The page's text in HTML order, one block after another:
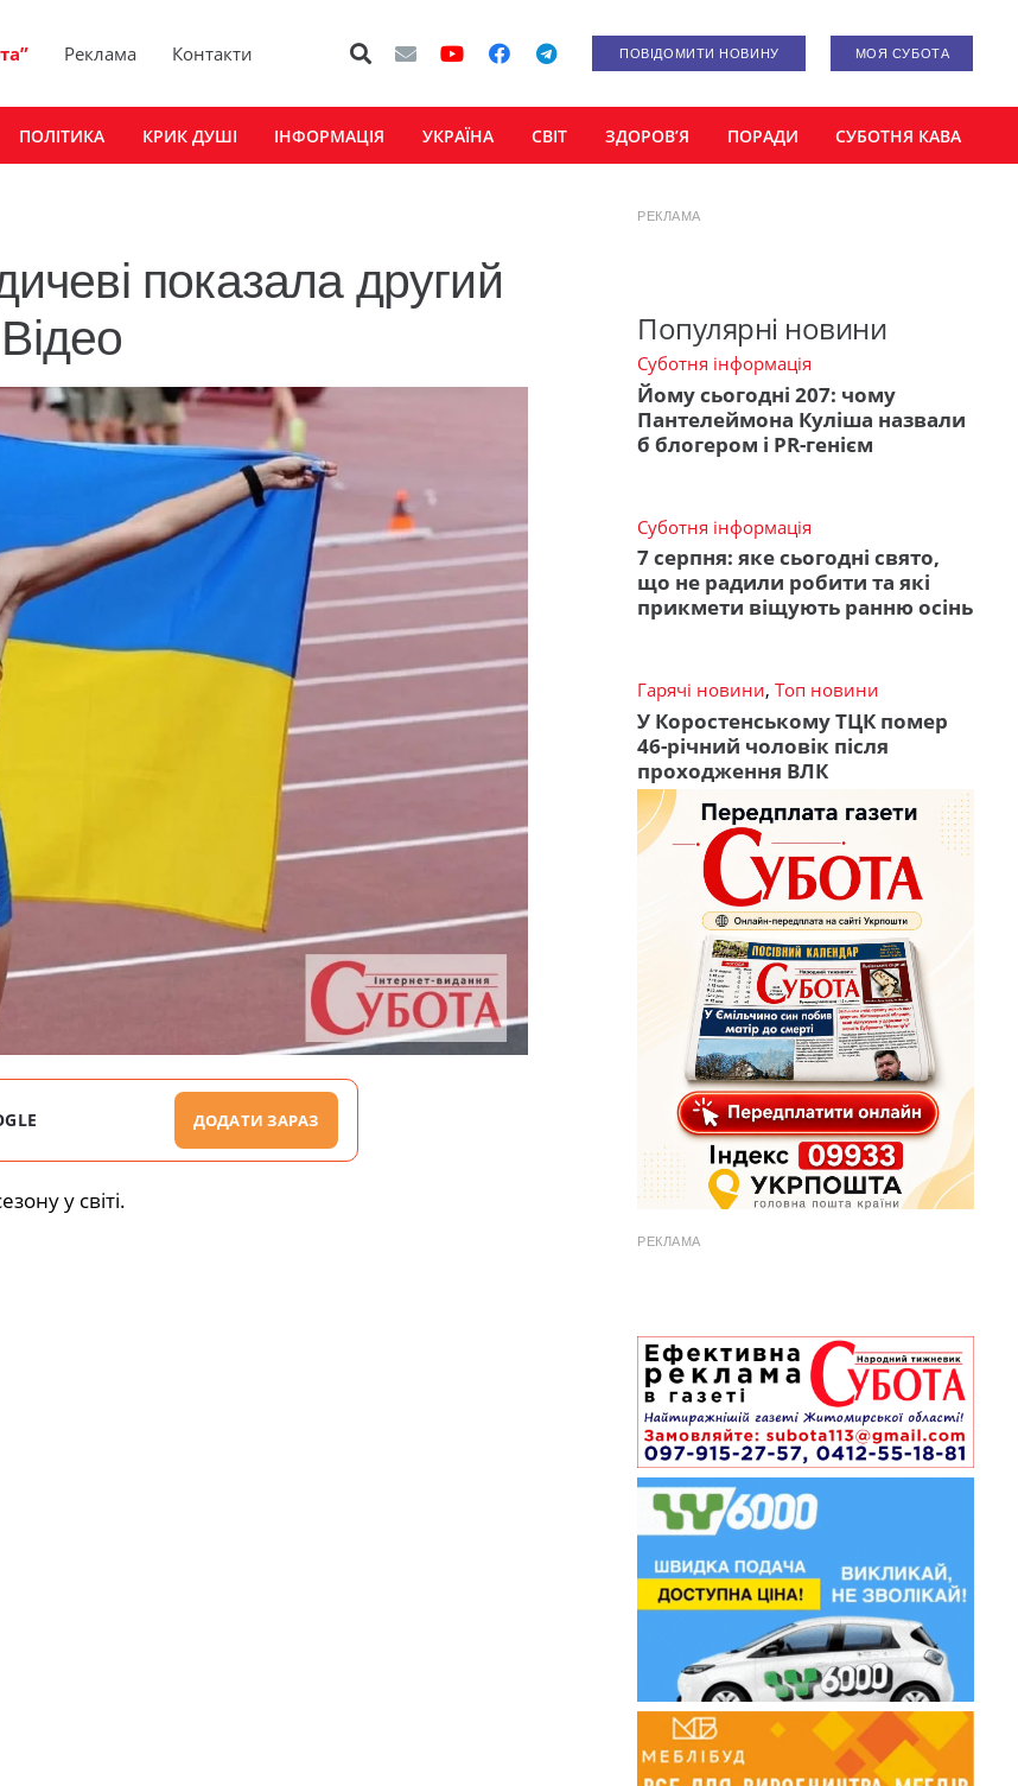
Реклама Контакти ПОВІДОМИТИ НОВИНУ МОЯ СУБОТА
ПОЛІТИКА КРИК ДУШІ ІНФОРМАЦІЯ УКРАЇНА СВІТ ЗДОРОВ’Я ПОРАДИ СУБОТНЯ КАВА
показала другий
ДОДАТИ ЗАРАЗ
у світі.
РЕКЛАМА
Популярні новини
Суботня інформація
Йому сьогодні 207: чому
Пантелеймона Куліша назвали
б блогером і PR-генієм
Суботня інформація
7 серпня: яке сьогодні свято,
що не радили робити та які
прикмети віщують ранню осінь
Гарячі новини, Топ новини
У Коростенському ТЦК помер
46-річний чоловік після
проходження ВЛК
РЕКЛАМА